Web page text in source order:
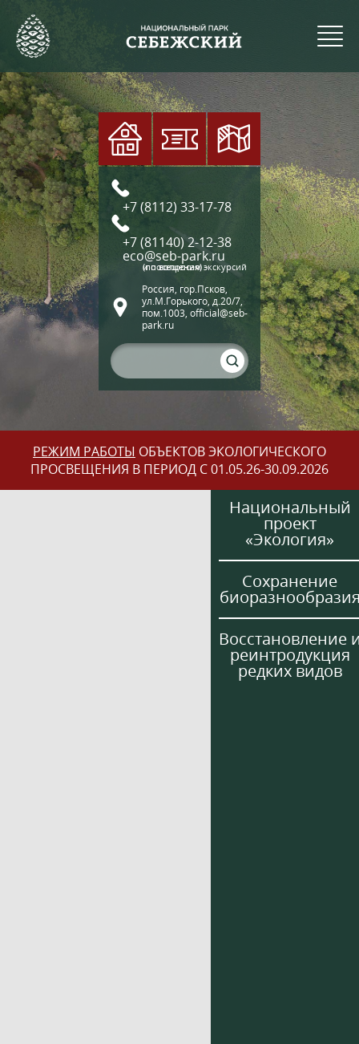
+7 (8112) 33-17-78
+7 (81140) 2-12-38
eco@seb-park.ru
(по вопросам экскурсий и посещения)
Россия, гор.Псков,
ул.М.Горького, д.20/7,
пом.1003, official@seb-
park.ru
РЕЖИМ РАБОТЫ ОБЪЕКТОВ ЭКОЛОГИЧЕСКОГО
ПРОСВЕЩЕНИЯ В ПЕРИОД С 01.05.26-30.09.2026
Национальный
проект
«Экология»
Сохранение
Восстановление
реинтродукция
редких видов